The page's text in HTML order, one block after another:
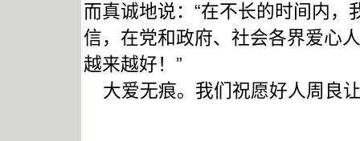
而真诚地说：“在不长的时间内
信，在党和政府、社会各界爱心
越来越好！”
大爱无痕。我们祝愿好人周